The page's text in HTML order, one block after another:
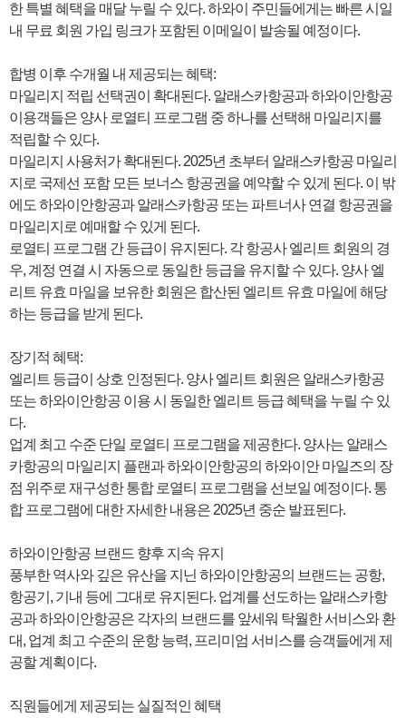
한 특별 혜택을 매달 누릴 수 있다. 하와이 주민들에게는 빠른 시일
내 무료 회원 가입 링크가 포함된 이메일이 발송될 예정이다.
합병 이후 수개월 내 제공되는 혜택:
마일리지 적립 선택권이 확대된다. 알래스카항공과 하와이안항공
이용객들은 양사 로열티 프로그램 중 하나를 선택해 마일리지를
적립할 수 있다.
마일리지 사용처가 확대된다. 2025년 초부터 알래스카항공 마일리
지로 국제선 포함 모든 보너스 항공권을 예약할 수 있게 된다. 이 밖
에도 하와이안항공과 알래스카항공 또는 파트너사 연결 항공권을
마일리지로 예매할 수 있게 된다.
로열티 프로그램 간 등급이 유지된다. 각 항공사 엘리트 회원의 경
우, 계정 연결 시 자동으로 동일한 등급을 유지할 수 있다. 양사 엘
리트 유효 마일을 보유한 회원은 합산된 엘리트 유효 마일에 해당
하는 등급을 받게 된다.
장기적 혜택:
엘리트 등급이 상호 인정된다. 양사 엘리트 회원은 알래스카항공
또는 하와이안항공 이용 시 동일한 엘리트 등급 혜택을 누릴 수 있
다.
업계 최고 수준 단일 로열티 프로그램을 제공한다. 양사는 알래스
카항공의 마일리지 플랜과 하와이안항공의 하와이안 마일즈의 장
점 위주로 재구성한 통합 로열티 프로그램을 선보일 예정이다. 통
합 프로그램에 대한 자세한 내용은 2025년 중순 발표된다.
하와이안항공 브랜드 향후 지속 유지
풍부한 역사와 깊은 유산을 지닌 하와이안항공의 브랜드는 공항,
항공기, 기내 등에 그대로 유지된다. 업계를 선도하는 알래스카항
공과 하와이안항공은 각자의 브랜드를 앞세워 탁월한 서비스와 환
대, 업계 최고 수준의 운항 능력, 프리미엄 서비스를 승객들에게 제
공할 계획이다.
직원들에게 제공되는 실질적인 혜택